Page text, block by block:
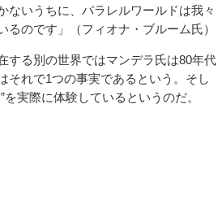
ないうちに、パラレルワールドは我々
るのです」（フィオナ・ブルーム氏）
する別の世界ではマンデラ氏は80年代
それで1つの事実であるという。そし
実際に体験しているというのだ。